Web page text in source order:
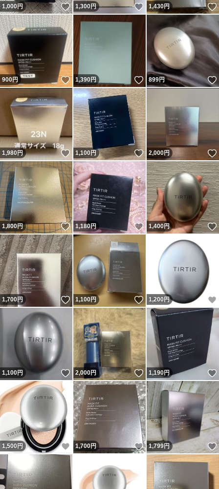
1,000円 いいね！
1,300円 いいね！
1,430円
900円 いいね！
1,390円 いいね！
899円
1,980円 いいね！
1,100円 いいね！
2,000円
1,800円 いいね！
1,180円 いいね！
1,400円
1,700円 いいね！
1,100円 いいね！
1,200 円
1,100円 いいね！
2,000円 いいね！
1,190円
1,500 円 いいね！
1,700円 いいね！
1,799円